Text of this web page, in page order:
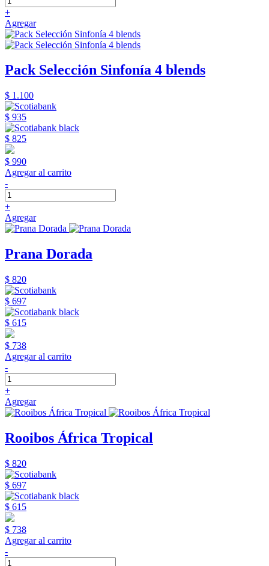
+
Agregar
Pack Selección Sinfonía 4 blends
$ 1.100
$ 935
$ 825
$ 990
Agregar al carrito
-
+
Agregar
Prana Dorada
$ 820
$ 697
$ 615
$ 738
Agregar al carrito
-
+
Agregar
Rooibos África Tropical
$ 820
$ 697
$ 615
$ 738
Agregar al carrito
-